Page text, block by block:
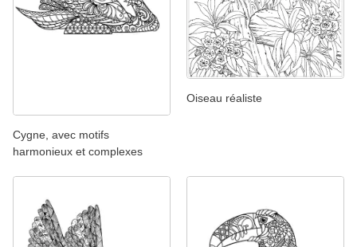
Cygne, avec motifs
harmonieux et complexes
Oiseau réaliste